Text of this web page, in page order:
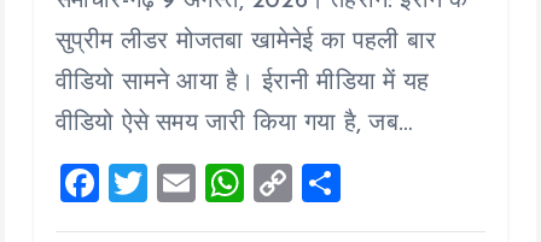
ce
b
o
o
k
tt
er
ai
l
at
s
A
p
p
p
y
Li
n
k
a
re
सुप्रीम लीडर मोजतबा खामेनेई का पहली बार
वीडियो सामने आया है। ईरानी मीडिया में यह
वीडियो ऐसे समय जारी किया गया है, जब…
F
a
T
wi
E
m
W
h
C
o
h